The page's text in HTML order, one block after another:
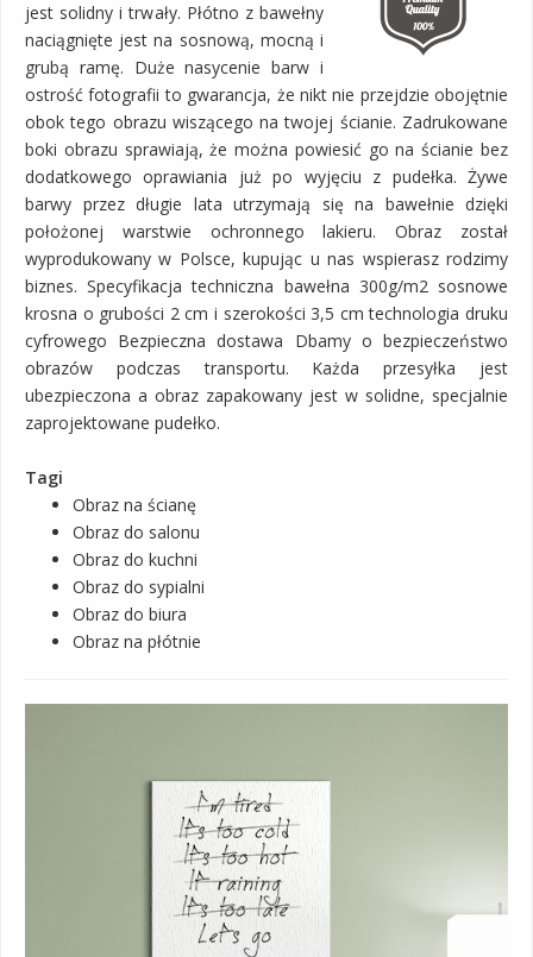
jest solidny i trwały. Płótno z bawełny
naciągnięte jest na sosnową, mocną i
grubą ramę. Duże nasycenie barw i
ostrość fotografii to gwarancja, że nikt nie przejdzie obojętnie
obok tego obrazu wiszącego na twojej ścianie. Zadrukowane
boki obrazu sprawiają, że można powiesić go na ścianie bez
dodatkowego oprawiania już po wyjęciu z pudełka. Żywe
barwy przez długie lata utrzymają się na bawełnie dzięki
położonej warstwie ochronnego lakieru. Obraz został
wyprodukowany w Polsce, kupując u nas wspierasz rodzimy
biznes. Specyfikacja techniczna bawełna 300g/m2 sosnowe
krosna o grubości 2 cm i szerokości 3,5 cm technologia druku
cyfrowego Bezpieczna dostawa Dbamy o bezpieczeństwo
obrazów podczas transportu. Każda przesyłka jest
ubezpieczona a obraz zapakowany jest w solidne, specjalnie
zaprojektowane pudełko.
Tagi
Obraz na ścianę
Obraz do salonu
Obraz do kuchni
Obraz do sypialni
Obraz do biura
Obraz na płótnie